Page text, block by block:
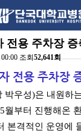
전용 주차장
조회52,641회
전용 주차장
박우성)은 내원하
월부터 진행해온
본격적인 운영에